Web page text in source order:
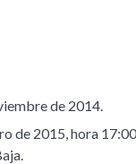
de 2014.
de 2015, hora